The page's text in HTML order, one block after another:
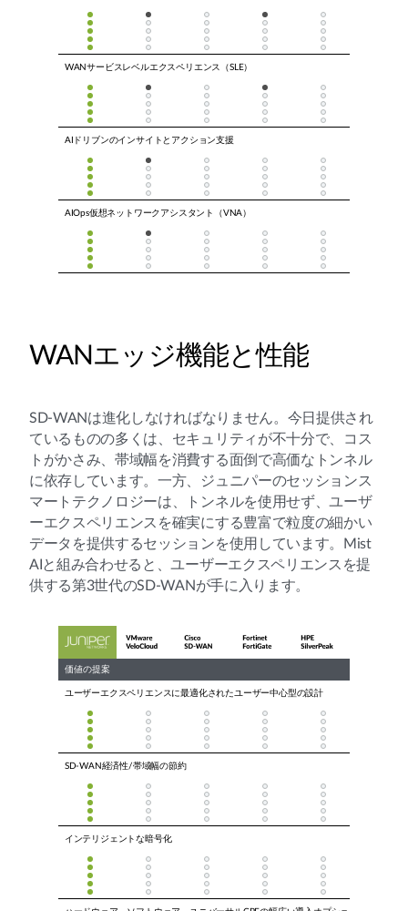
WANサービスレベルエクスペリエンス（SLE）
AIドリブンのインサイトとアクション支援
AIOps仮想ネットワークアシスタント（VNA）
WANエッジ機能と性能
SD-WANは進化しなければなりません。今日提供され
ているものの多くは、セキュリティが不十分で、コス
トがかさみ、帯域幅を消費する面倒で高価なトンネル
に依存しています。一方、ジュニパーのセッションス
マートテクノロジーは、トンネルを使用せず、ユーザ
ーエクスペリエンスを確実にする豊富で粒度の細かい
データを提供するセッションを使用しています。Mist
AIと組み合わせると、ユーザーエクスペリエンスを提
供する第3世代のSD-WANが手に入ります。
価値の提案
ユーザーエクスペリエンスに最適化されたユーザー中心型の設計
SD-WAN経済性/帯域幅の節約
インテリジェントな暗号化